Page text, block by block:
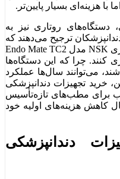
با هزینه‌ای بسیار پایین‌تر.
دستگاه‌های روتاری نیز به
ترجیح می‌دهند که
دستگاه‌هایی مانند دستگاه روتاری NSK مدل Endo Mate TC2
چرا که این دستگاه‌ها
می‌توانند سال‌ها عملکرد
خرید تجهیزات دندانپزشکی
برای مطب‌های تازه‌تأسیس
کاهش هزینه‌های اولیه خود
دندانپزشکی